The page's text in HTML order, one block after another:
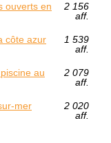
ouverts en
2 156
aff.
côte azur
1 539
aff.
au
2 079
aff.
mer
2 020
aff.